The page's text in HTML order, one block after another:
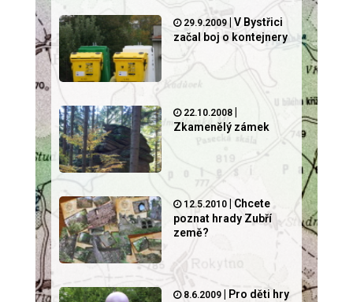
29.9.2009| V Bystřici
začal boj o kontejnery
22.10.2008|
Zkamenělý zámek
12.5.2010| Chcete
poznat hrady Zubří
země?
8.6.2009|
Pro děti hry